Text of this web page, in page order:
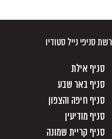
רשת סניפי נייל סטודיו
סניף אילת
סניף באר שבע
סניף חיפה והצפון
סניף מודיעין
סניף קריית שמונה